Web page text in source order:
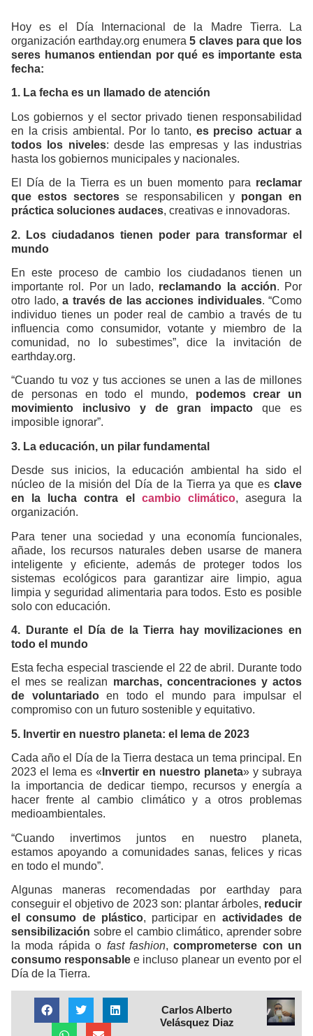
Hoy es el Día Internacional de la Madre Tierra. La
organización earthday.org enumera5 claves para que los
seres humanos entiendan por qué es importante esta
fecha:
1. La fecha es un llamado de atención
Los gobiernos y el sector privado tienen responsabilidad
en la crisis ambiental. Por lo tanto, es preciso actuara
todos los niveles: desde las empresas y las industrias
hasta los gobiernos municipales y nacionales.
El Día de la Tierra es un buen momento para reclamar
que estos sectores se responsabilicen y pongan en
práctica soluciones audaces, creativas e innovadoras.
2. Los ciudadanos tienen poder para transformar el
mundo
En este proceso de cambio los ciudadanos tienen un
importante rol. Por un lado, reclamando la acción. Por
otro lado, a través de las acciones individuales. “Como
individuo tienes un poder real de cambio a través de tu
influencia como consumidor, votante y miembro de la
comunidad, no lo subestimes”, dice la invitación de
earthday.org.
“Cuando tu voz y tus acciones se unen a las de millones
de personas en todo el mundo, podemos crear un
movimiento inclusivo y de gran impacto que es
imposible ignorar”.
3. La educación, un pilar fundamental
Desde sus inicios, la educación ambiental ha sido el
núcleo de la misión del Día de la Tierra ya que es clave
en la lucha contra el cambio climático, asegura la
organización.
Para tener una sociedad y una economía funcionales,
añade, los recursos naturales deben usarse de manera
inteligente y eficiente, además de proteger todos los
sistemas ecológicos para garantizar aire limpio, agua
limpia y seguridad alimentaria para todos. Esto es posible
solo con educación.
4. Durante el Día de la Tierra hay movilizaciones en
todo el mundo
Esta fecha especial trasciende el 22 de abril. Durante todo
el mes se realizan marchas, concentraciones y actos
de voluntariado en todo el mundo para impulsar el
compromiso con un futuro sostenible y equitativo.
5. Invertir en nuestro planeta: el lema de 2023
Cada año el Día de la Tierra destaca un tema principal. En
2023 el lema es « Invertir en nuestro planeta» y subraya
la importancia de dedicar tiempo, recursos y energía a
hacer frente al cambio climático y a otros problemas
medioambientales.
“Cuando invertimos juntos en nuestro planeta,
estamos apoyando a comunidades sanas, felices y ricas
en todo el mundo”.
Algunas maneras recomendadas por earthday para
conseguir el objetivo de 2023 son: plantar árboles, reducir
el consumo de plástico, participar en actividades de
sensibilización sobre el cambio climático, aprender sobre
la moda rápida o fast fashion, comprometerse con un
consumo responsablee incluso planear un evento por el
Día de la Tierra.
Carlos Alberto
Velásquez Diaz